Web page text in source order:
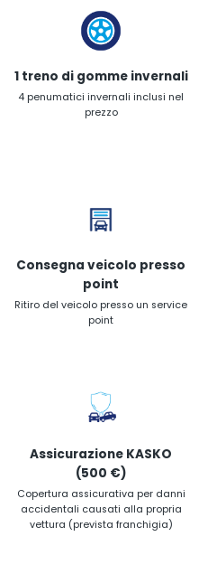
1 treno di gomme invernali
4 penumatici invernali inclusi nel
prezzo
Consegna veicolo presso
point
Ritiro del veicolo presso un service
point
Assicurazione KASKO
(500 €)
Copertura assicurativa per danni
accidentali causati alla propria
vettura (prevista franchigia)